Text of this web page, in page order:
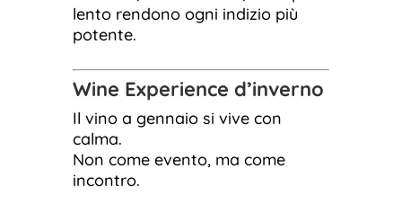
lento rendono ogni indizio più
potente.
Wine Experience d’inverno
Il vino a gennaio si vive con
calma.
Non come evento, ma come
incontro.